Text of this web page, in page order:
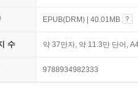
EPUB(DRM) | 40.01MB
수 약 37만자, 약 11.3만 단어,
9788934982333